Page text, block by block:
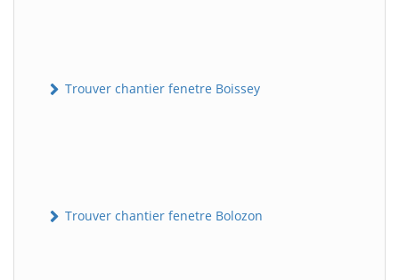
Trouver chantier fenetre Boissey
Trouver chantier fenetre Bolozon